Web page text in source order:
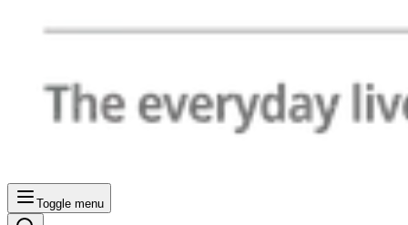
Toggle menu